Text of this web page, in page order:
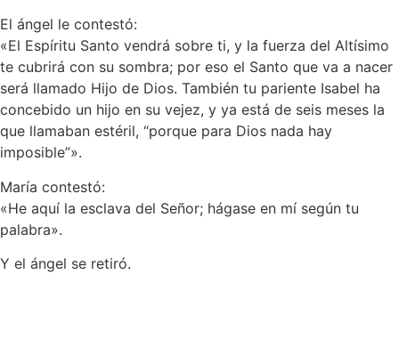
El ángel le contestó:
«El Espíritu Santo vendrá sobre ti, y la fuerza del Altísimo
te cubrirá con su sombra; por eso el Santo que va a nacer
será llamado Hijo de Dios. También tu pariente Isabel ha
concebido un hijo en su vejez, y ya está de seis meses la
que llamaban estéril, “porque para Dios nada hay
imposible”».
María contestó:
«He aquí la esclava del Señor; hágase en mí según tu
palabra».
Y el ángel se retiró.